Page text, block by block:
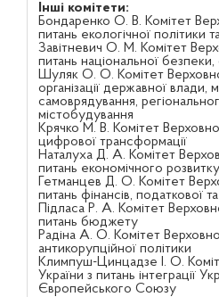
Інші комітети:
Бондаренко О. В. Комітет
питань екологічної політики
Завітневич О. М. Комітет
питань національної
Шуляк О. О. Комітет
організації державної влади,
самоврядування,
містобудування
Крячко М. В. Комітет
цифрової трансформації
Наталуха Д. А. Комітет
питань економічного розвитку
Гетманцев Д. О. Комітет
питань фінансів, податкової
Підласа Р. А. Комітет
питань бюджету
Радіна А. О. Комітет
антикорупційної політики
Климпуш-Цинцадзе І. О.
України з питань інтеграції
Європейського Союзу